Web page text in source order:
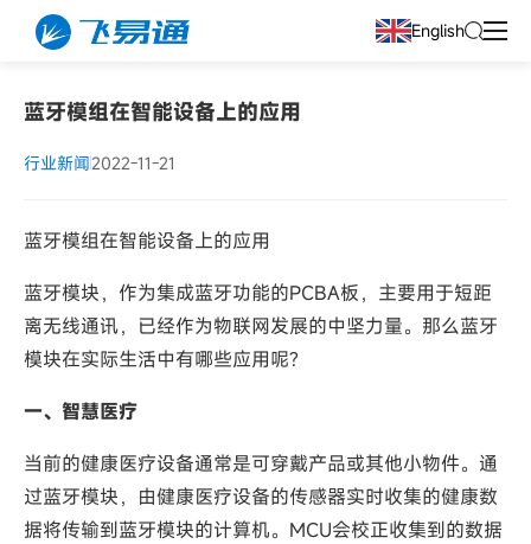
English
蓝牙模组在智能设备上的应用
行业新闻2022-11-21
蓝牙模组在智能设备上的应用
蓝牙模块，作为集成蓝牙功能的PCBA板，主要用于短距
离无线通讯，已经作为物联网发展的中坚力量。那么蓝牙
模块在实际生活中有哪些应用呢?
一、智慧医疗
当前的健康医疗设备通常是可穿戴产品或其他小物件。通
过蓝牙模块，由健康医疗设备的传感器实时收集的健康数
据将传输到蓝牙模块的计算机。MCU会校正收集到的数据